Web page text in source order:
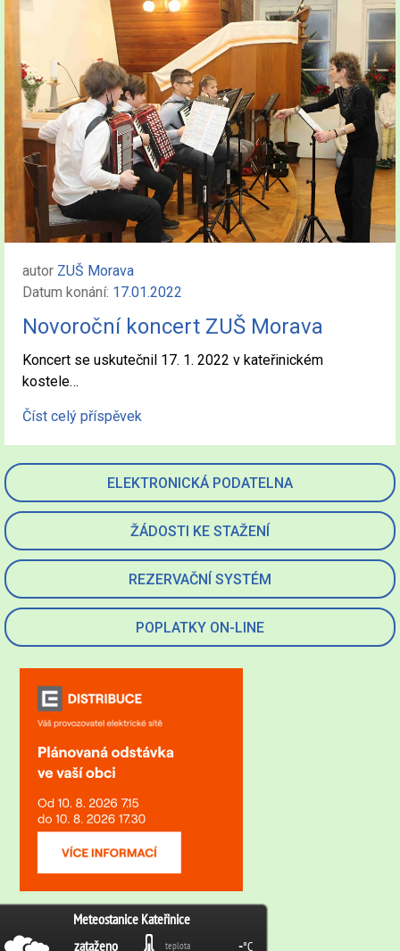
ELEKTRONICKÁ PODATELNA
ŽÁDOSTI KE STAŽENÍ
REZERVAČNÍ SYSTÉM
POPLATKY ON-LINE
autor ZUŠ Morava
Datum konání: 17.01.2022
Novoroční koncert ZUŠ Morava
Koncert se uskutečnil 17. 1. 2022 v kateřinickém
kostele…
Číst celý příspěvek